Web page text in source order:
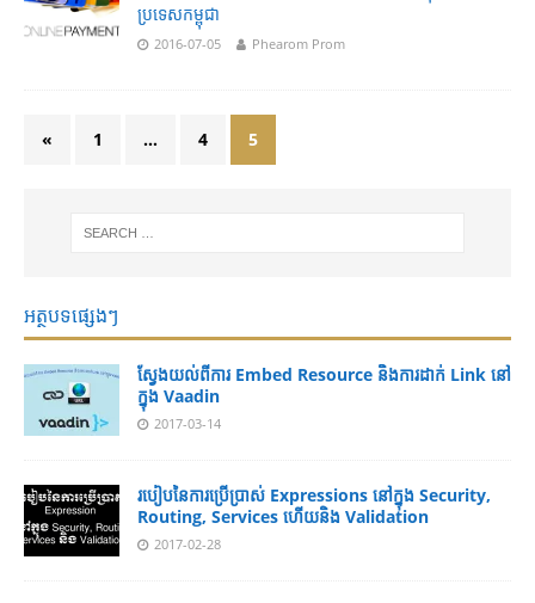
ប្រទេសកម្ពុជា
2016-07-05 Phearom Prom
« 1 … 4 5
អត្ថបទផ្សេងៗ
ស្វែងយល់ពីការ Embed Resource និងការដាក់ Link នៅ
ក្នុង Vaadin
2017-03-14
របៀបនៃការប្រើប្រាស់ Expressions នៅក្នុង Security,
Routing, Services ហើយនិង Validation
2017-02-28